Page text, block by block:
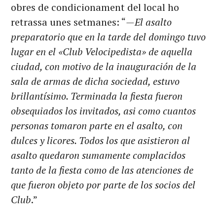
obres de condicionament del local ho
retrassa unes setmanes: “—El asalto
preparatorio que en la tarde del domingo tuvo
lugar en el «Club Velocipedista» de aquella
ciudad, con motivo de la inauguración de la
sala de armas de dicha sociedad, estuvo
brillantísimo. Terminada la fiesta fueron
obsequiados los invitados, asi como cuantos
personas tomaron parte en el asalto, con
dulces y licores. Todos los que asistieron al
asalto quedaron sumamente complacidos
tanto de la fiesta como de las atenciones de
que fueron objeto por parte de los socios del
Club.”